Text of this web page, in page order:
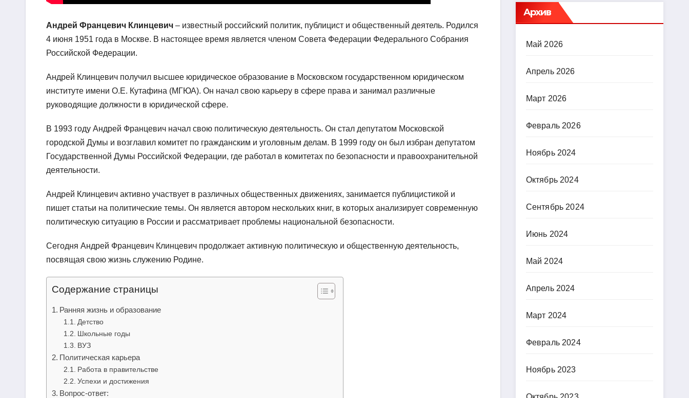
Андрей Францевич Клинцевич – известный российский политик, публицист и общественный деятель. Родился
4 июня 1951 года в Москве. В настоящее время является членом Совета Федерации Федерального Собрания
Российской Федерации.
Андрей Клинцевич получил высшее юридическое образование в Московском государственном юридическом
институте имени О.Е. Кутафина (МГЮА). Он начал свою карьеру в сфере права и занимал различные
руководящие должности в юридической сфере.
В 1993 году Андрей Францевич начал свою политическую деятельность. Он стал депутатом Московской
городской Думы и возглавил комитет по гражданским и уголовным делам. В 1999 году он был избран депутатом
Государственной Думы Российской Федерации, где работал в комитетах по безопасности и правоохранительной
деятельности.
Андрей Клинцевич активно участвует в различных общественных движениях, занимается публицистикой и
пишет статьи на политические темы. Он является автором нескольких книг, в которых анализирует современную
политическую ситуацию в России и рассматривает проблемы национальной безопасности.
Сегодня Андрей Францевич Клинцевич продолжает активную политическую и общественную деятельность,
посвящая свою жизнь служению Родине.
Содержание страницы
Ранняя жизнь и образование
Детство
Школьные годы
ВУЗ
Политическая карьера
Работа в правительстве
Успехи и достижения
Вопрос-ответ:
Архив
Май 2026
Апрель 2026
Март 2026
Февраль 2026
Ноябрь 2024
Октябрь 2024
Сентябрь 2024
Июнь 2024
Май 2024
Апрель 2024
Март 2024
Февраль 2024
Ноябрь 2023